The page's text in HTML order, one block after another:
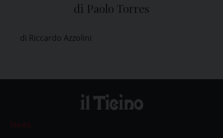
di Paolo Torres
di Riccardo Azzolini
News